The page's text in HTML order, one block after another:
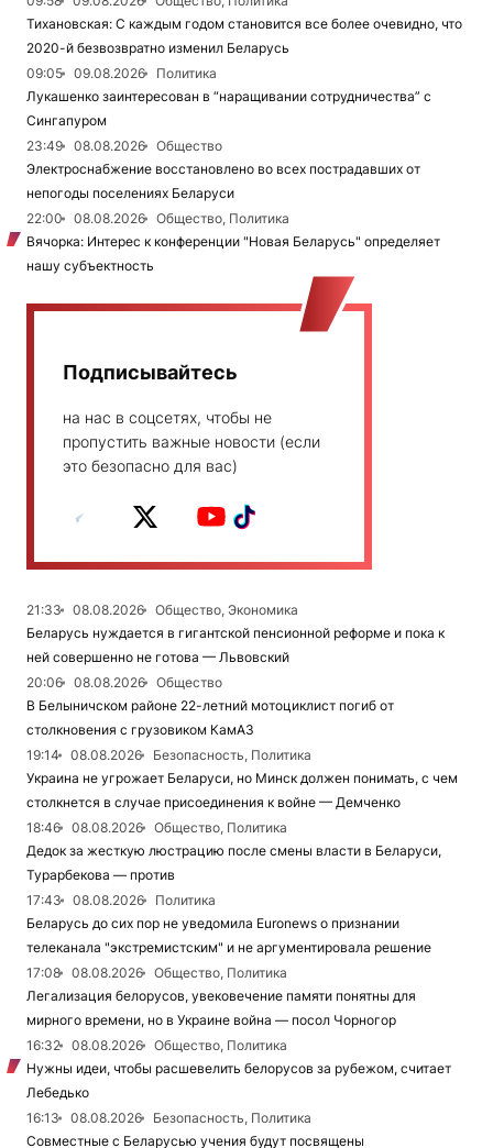
Тихановская: С каждым годом становится все более очевидно, что
2020-й безвозвратно изменил Беларусь
09:05
09.08.2026
Политика
Лукашенко заинтересован в “наращивании сотрудничества” с
Сингапуром
23:49
08.08.2026
Общество
Электроснабжение восстановлено во всех пострадавших от
непогоды поселениях Беларуси
22:00
08.08.2026
Общество, Политика
Вячорка: Интерес к конференции "Новая Беларусь" определяет
нашу субъектность
Подписывайтесь
на нас в соцсетях, чтобы не
пропустить важные новости (если
это безопасно для вас)
21:33 08.08.2026
Общество, Экономика
Беларусь нуждается в гигантской пенсионной реформе и пока к
ней совершенно не готова — Львовский
20:06
08.08.2026
Общество
В Белыничском районе 22-летний мотоциклист погиб от
столкновения с грузовиком КамАЗ
19:14
08.08.2026
Безопасность, Политика
Украина не угрожает Беларуси, но Минск должен понимать, с чем
столкнется в случае присоединения к войне — Демченко
18:46
08.08.2026
Общество, Политика
Дедок за жесткую люстрацию после смены власти в Беларуси,
Турарбекова — против
17:43
08.08.2026
Политика
Беларусь до сих пор не уведомила Euronews о признании
телеканала "экстремистским" и не аргументировала решение
17:08
08.08.2026
Общество, Политика
Легализация белорусов, увековечение памяти понятны для
мирного времени, но в Украине война — посол Чорногор
16:32
08.08.2026
Общество, Политика
Нужны идеи, чтобы расшевелить белорусов за рубежом, считает
Лебедько
16:13
08.08.2026
Безопасность, Политика
Совместные с Беларусью учения будут посвящены